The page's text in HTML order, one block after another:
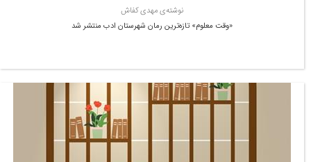
نوشته‌ی مهدی کفاش
«وقت معلوم» تازه‌ترین رمان شهرستان ادب منتشر شد